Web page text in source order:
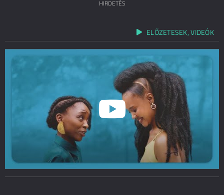
HIRDETÉS
ELŐZETESEK, VIDEÓK